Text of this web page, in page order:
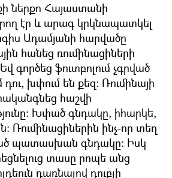
ներքո Հայաստանի
էր և արագ կրկնապատկել
Ադամյանի հարվածը
հանեց ռումինացիների
գործեց ֆուտբոլում չգրված
դու, խփում են քեզ։ Ռումինայի
հաշվի
Խփած գնդակը, իհարկե,
Ռումինացիներին ինչ-որ տեղ
պատասխան գնդակը։ Իսկ
տասը րոպե անց
դառնալով դուբլի